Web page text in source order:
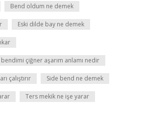
Bend oldum ne demek
Eski dilde bay ne demek
çiğner aşarım anlamı nedir
çalıştırır Side bend ne demek
Ters mekik ne işe yarar